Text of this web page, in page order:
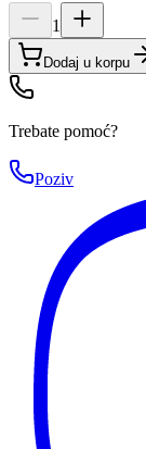
1
Dodaj u korpu
Trebate pomoć?
Poziv